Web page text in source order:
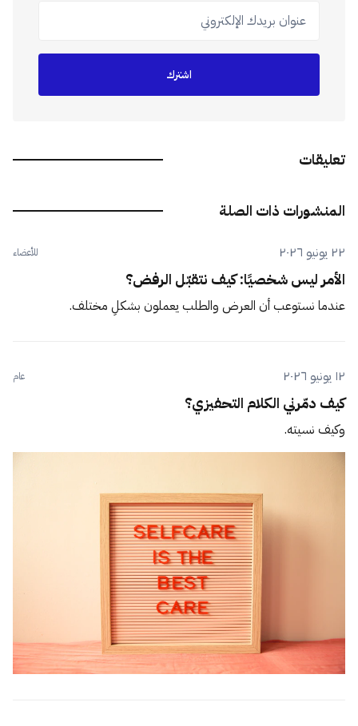
عنوان بريدك الإلكتروني
اشترك
تعليقات
المنشورات ذات الصلة
٢٢ يونيو ٢٠٢٦ للأعضاء
الأمر ليس شخصيًا: كيف نتقبّل الرفض؟
عندما نستوعب أن العرض والطلب يعملون بشكلٍ مختلف.
١٢ يونيو ٢٠٢٦ عام
كيف دمّرني الكلام التحفيزي؟
وكيف نسيته.